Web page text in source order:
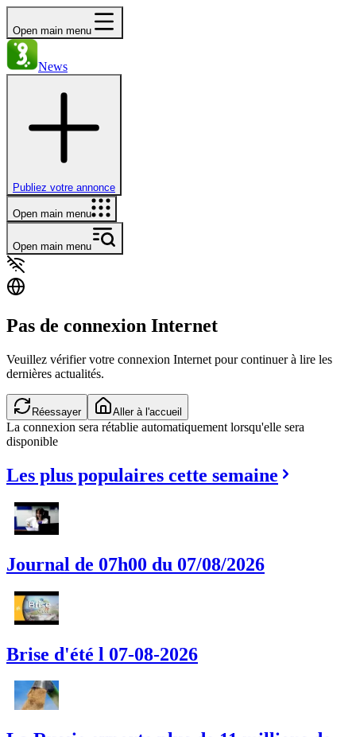
Open main menu
News
Publiez votre annonce
Open main menu
Open main menu
Pas de connexion Internet
Veuillez vérifier votre connexion Internet pour continuer à lire les
dernières actualités.
Réessayer Aller à l'accueil
La connexion sera rétablie automatiquement lorsqu'elle sera
disponible
Les plus populaires cette semaine
Journal de 07h00 du 07/08/2026
Brise d'été l 07-08-2026